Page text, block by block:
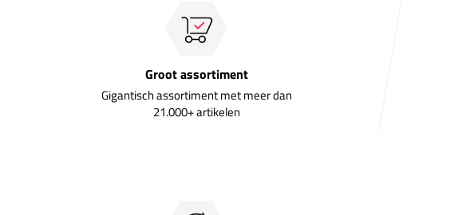
Groot assortiment
Gigantisch assortiment met meer dan
21.000+ artikelen